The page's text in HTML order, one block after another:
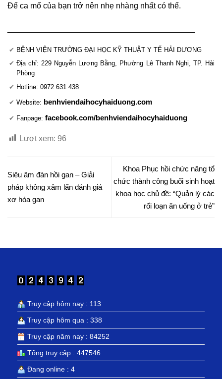
Để ca mổ của bạn trở nên nhẹ nhàng nhất có thể.
BỆNH VIỆN TRƯỜNG ĐẠI HỌC KỸ THUẬT Y TẾ HẢI DƯƠNG
Địa chỉ: 229 Nguyễn Lương Bằng, Phường Lê Thanh Nghị, TP. Hải
Phòng
Hotline: 0972 631 438
Website: benhviendaihocyhaiduong.com
Fanpage: facebook.com/benhviendaihocyhaiduong
Lượt xem: 96
Siêu âm đàn hồi gan – Giải
pháp không xâm lấn đánh giá
xơ hóa gan
Khoa Phục hồi chức năng tổ
chức thành công buổi sinh hoạt
khoa học chủ đề: “Quản lý các
rối loạn ăn uống ở trẻ”
Truy cập hôm nay : 113
Truy cập hôm qua : 338
Truy cập năm nay : 84252
Tổng truy cập : 447546
Đang online : 4